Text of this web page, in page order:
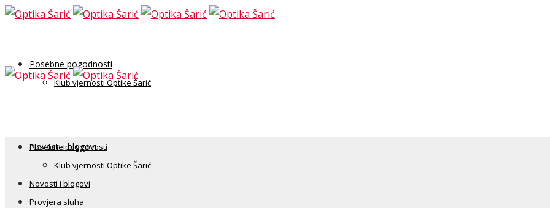
Posebne pogodnosti
Klub vjernosti Optike Šarić
Novosti i blogovi
Posebne pogodnosti
Klub vjernosti Optike Šarić
Novosti i blogovi
Provjera sluha